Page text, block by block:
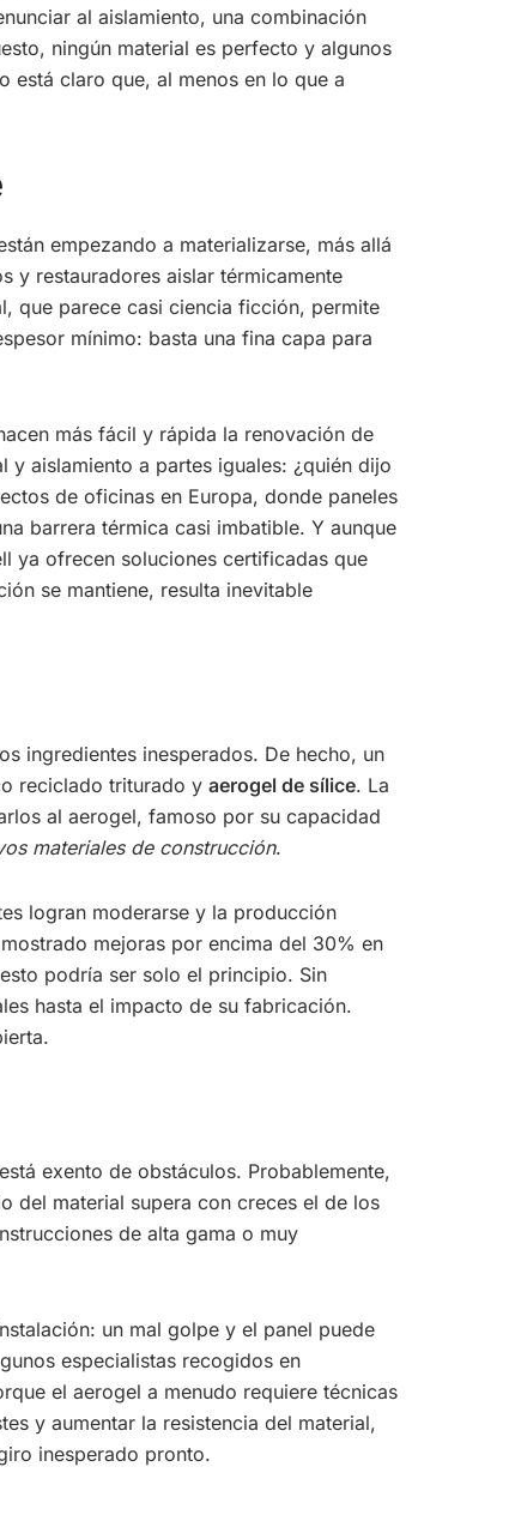
al aislamiento, una combinación
ningún material es perfecto y algunos
está claro que, al menos en lo que a
empezando a materializarse, más allá
y restauradores aislar térmicamente
que parece casi ciencia ficción, permite
mínimo: basta una fina capa para
más fácil y rápida la renovación de
y aislamiento a partes iguales: ¿quién dijo
de oficinas en Europa, donde paneles
barrera térmica casi imbatible. Y aunque
ya ofrecen soluciones certificadas que
se mantiene, resulta inevitable
ingredientes inesperados. De hecho, un
reciclado triturado y aerogel de sílice. La
al aerogel, famoso por su capacidad
materiales de construcción.
logran moderarse y la producción
mejoras por encima del 30% en
podría ser solo el principio. Sin
hasta el impacto de su fabricación.
exento de obstáculos. Probablemente,
del material supera con creces el de los
de alta gama o muy
un mal golpe y el panel puede
especialistas recogidos en
el aerogel a menudo requiere técnicas
y aumentar la resistencia del material,
inesperado pronto.